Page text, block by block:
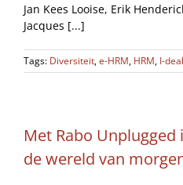
Jan Kees Looise, Erik
Jacques [...]
Tags: Diversiteit,e-HRM, HRM, I-
Met Rabo
de wereld van